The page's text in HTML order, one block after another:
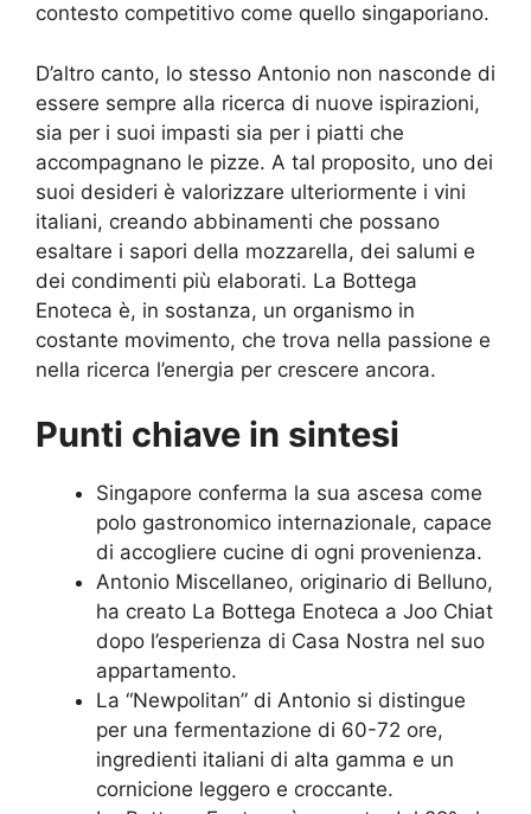
contesto competitivo come quello singaporiano.
D’altro canto, lo stesso Antonio non nasconde di
essere sempre alla ricerca di nuove ispirazioni,
sia per i suoi impasti sia per i piatti che
accompagnano le pizze. A tal proposito, uno dei
suoi desideri è valorizzare ulteriormente i vini
italiani, creando abbinamenti che possano
esaltare i sapori della mozzarella, dei salumi e
dei condimenti più elaborati. La Bottega
Enoteca è, in sostanza, un organismo in
costante movimento, che trova nella passione e
nella ricerca l’energia per crescere ancora.
Punti chiave in sintesi
Singapore conferma la sua ascesa come
polo gastronomico internazionale, capace
di accogliere cucine di ogni provenienza.
Antonio Miscellaneo, originario di Belluno,
ha creato La Bottega Enoteca a Joo Chiat
dopo l’esperienza di Casa Nostra nel suo
appartamento.
La “Newpolitan” di Antonio si distingue
per una fermentazione di 60-72 ore,
ingredienti italiani di alta gamma e un
cornicione leggero e croccante.